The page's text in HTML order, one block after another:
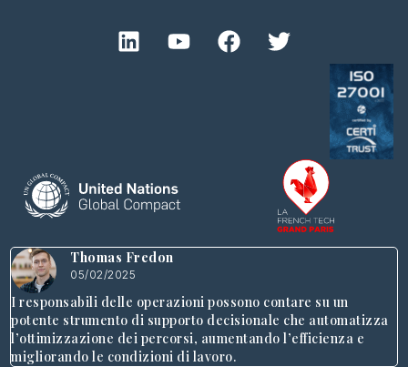
Thomas Fredon
05/02/2025
I responsabili delle operazioni possono contare su un
potente strumento di supporto decisionale che automatizza
l’ottimizzazione dei percorsi, aumentando l’efficienza e
migliorando le condizioni di lavoro.